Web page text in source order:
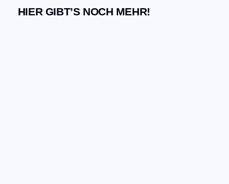
HIER GIBT’S NOCH MEHR!